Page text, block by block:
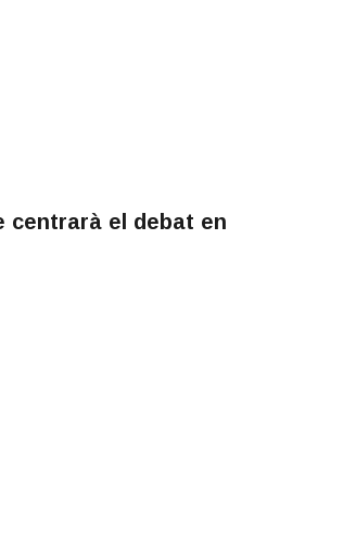
centrarà el debat en